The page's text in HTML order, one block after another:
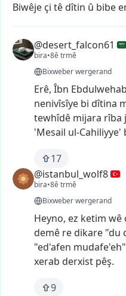
Biwêje çi tê dîtin û bibe
@desert_falcon61
bira•8ê trmê
Bixweber wergerand
Erê, Îbn Ebdulwehab
nenivîsîye bi dîtina
tewhîdê mijara rîba
'Mesail ul-Cahiliyye'
17
@istanbul_wolf8
bira•8ê trmê
Bixweber wergerand
Heyno, ez ketim wê
demê re dikare "du
"ed'afen mudafe'eh"
xerab derxist pêş.
9